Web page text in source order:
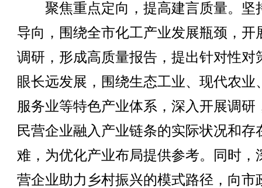
聚焦重点定向，提高建言质量。坚
导向，围绕全市化工产业发展瓶颈，开
调研，形成高质量报告，提出针对性对
眼长远发展，围绕生态工业、现代农业
服务业等特色产业体系，深入开展调研
民营企业融入产业链条的实际状况和存
难，为优化产业布局提供参考。同时，
营企业助力乡村振兴的模式路径，向市